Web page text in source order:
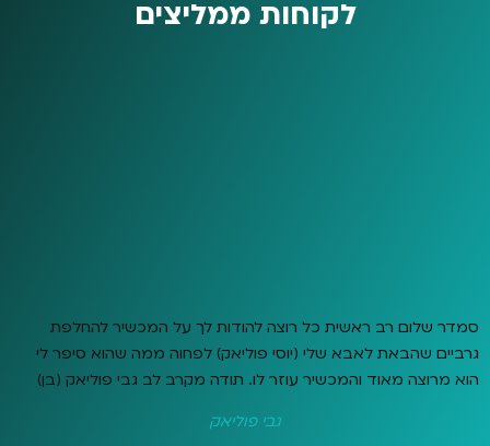
לקוחות ממליצים
סמדר שלום רב ראשית כל רוצה להודות לך על המכשיר להחלפת
גרביים שהבאת לאבא שלי (יוסי פוליאק) לפחוה ממה שהוא סיפר לי
הוא מרוצה מאוד והמכשיר עוזר לו. תודה מקרב לב גבי פוליאק (בן)
גבי פוליאק